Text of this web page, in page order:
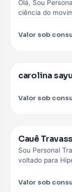
Olá, Sou
ciência do
Valor sob
EMBAIXADOR
carolina
Valor sob
EMBAIXADOR
Cauê
Sou Personal
voltado para
Valor sob